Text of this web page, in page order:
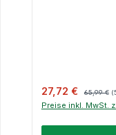
Verkaufspreis:
27,72 € 65,99 €
Preise inkl. MwSt.